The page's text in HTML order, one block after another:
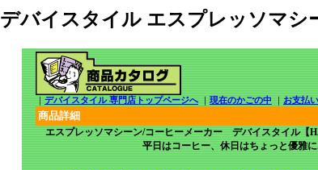
デバイスタイル エスプレッソマシ
｜デバイスタイル 専門店トップページへ｜現在のかごの中｜お支払
商品詳細
エスプレッソマシーン/コーヒーメーカー デバイスタイル【
平日はコーヒー、休日はちょっと優雅にエスプ